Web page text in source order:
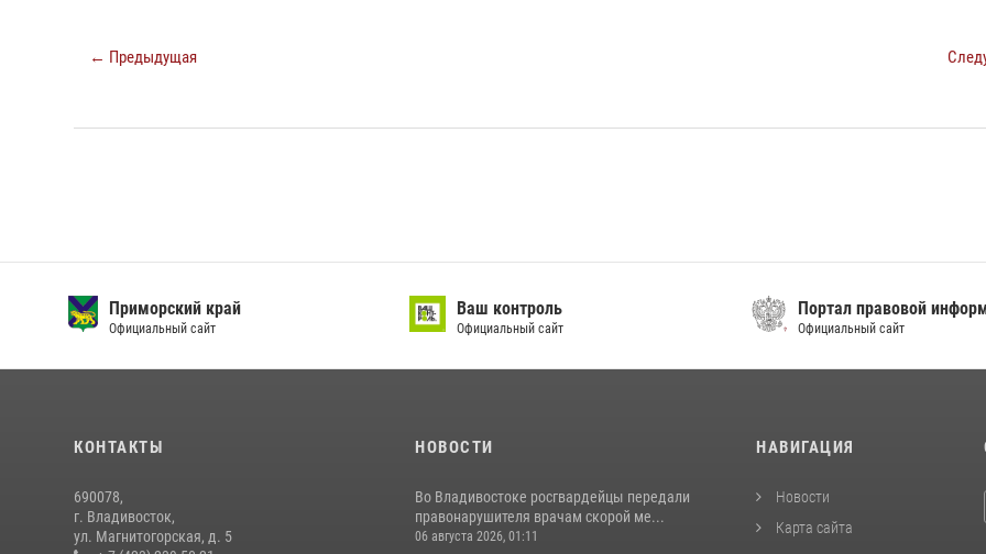
← Предыдущая
Приморский край
Официальный сайт
Ваш контроль
Официальный сайт
Портал правовой
Официальный сайт
КОНТАКТЫ
690078,
г. Владивосток,
ул. Магнитогорская, д. 5
НОВОСТИ
Во Владивостоке росгвардейцы передали
правонарушителя врачам скорой ме...
06 августа 2026, 01:11
НАВИГАЦИЯ
Новости
Карта сайта